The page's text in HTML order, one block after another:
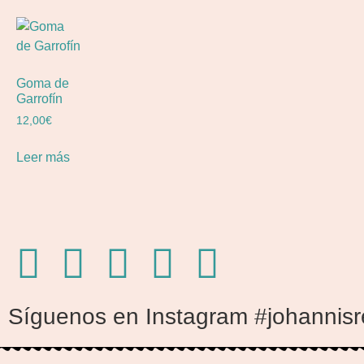
Goma de
Garrofín
12,00€
Leer más
Síguenos en Instagram